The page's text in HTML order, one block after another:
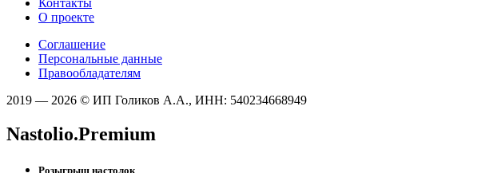
Контакты
О проекте
Соглашение
Персональные данные
Правообладателям
2019 — 2026 © ИП Голиков А.А., ИНН: 540234668949
Nastolio.Premium
Розыгрыш настолок